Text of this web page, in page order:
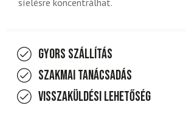
Gyors szállítás
Szakmai tanácsadás
Visszaküldési lehetőség